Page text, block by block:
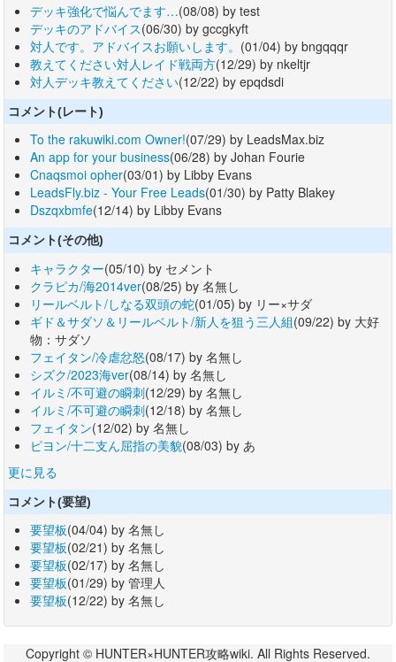
デッキ強化で悩んでます…(08/08) by test
デッキのアドバイス(06/30) by gccgkyft
対人です。アドバイスお願いします。 (01/04) by bngqqqr
教えてください対人レイド戦両方(12/29) by nkeltjr
対人デッキ教えてください(12/22) by epqdsdi
コメント(レート)
To the rakuwiki.com Owner!(07/29) by LeadsMax.biz
An app for your business(06/28) by Johan Fourie
Cnaqsmoi opher(03/01) by Libby Evans
LeadsFly.biz - Your Free Leads(01/30) by Patty Blakey
Dszqxbmfe(12/14) by Libby Evans
コメント(その他)
キャラクター(05/10) by セメント
クラピカ/海2014ver(08/25) by 名無し
リールベルト/しなる双頭の蛇(01/05) by リー×サダ
ギド＆サダソ＆リールベルト/新人を狙う三人組(09/22) by 大好
物：サダソ
フェイタン/冷虐忿怒(08/17) by 名無し
シズク/2023海ver(08/14) by 名無し
イルミ/不可避の瞬刺(12/29) by 名無し
イルミ/不可避の瞬刺(12/18) by 名無し
フェイタン(12/02) by 名無し
ピヨン/十二支ん屈指の美貌(08/03) by あ
更に見る
コメント(要望)
要望板(04/04) by 名無し
要望板(02/21) by 名無し
要望板(02/17) by 名無し
要望板(01/29) by 管理人
要望板(12/22) by 名無し
Copyright © HUNTER×HUNTER攻略wiki. All Rights Reserved.